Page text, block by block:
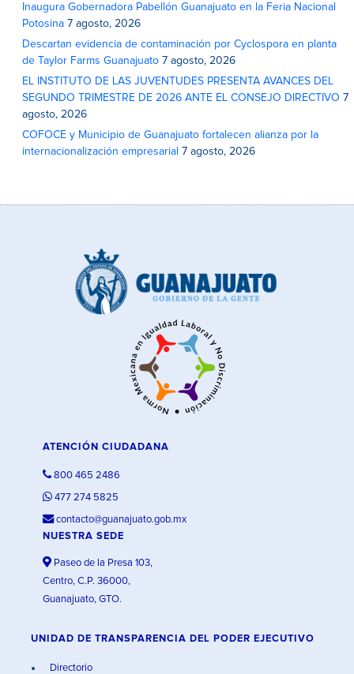
Inaugura Gobernadora Pabellón Guanajuato en la Feria Nacional
Potosina 7 agosto, 2026
Descartan evidencia de contaminación por Cyclospora en planta
de Taylor Farms Guanajuato 7 agosto, 2026
EL INSTITUTO DE LAS JUVENTUDES PRESENTA AVANCES DEL
SEGUNDO TRIMESTRE DE 2026 ANTE EL CONSEJO DIRECTIVO 7
agosto, 2026
COFOCE y Municipio de Guanajuato fortalecen alianza por la
internacionalización empresarial 7 agosto, 2026
ATENCIÓN CIUDADANA
800 465 2486
477 274 5825
contacto@guanajuato.gob.mx
NUESTRA SEDE
Paseo de la Presa 103,
Centro, C.P. 36000,
Guanajuato, GTO.
UNIDAD DE TRANSPARENCIA DEL PODER EJECUTIVO
Directorio